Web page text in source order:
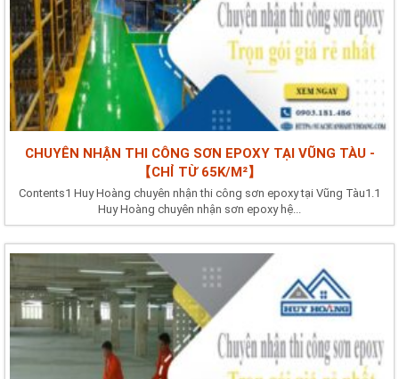
CHUYÊN NHẬN THI CÔNG SƠN EPOXY TẠI VŨNG TÀU -
【CHỈ TỪ 65K/M²】
Contents1 Huy Hoàng chuyên nhận thi công sơn epoxy tại Vũng Tàu1.1
Huy Hoàng chuyên nhận sơn epoxy hệ...